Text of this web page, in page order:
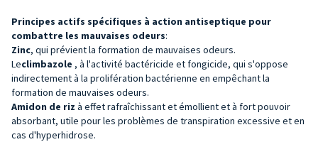
Principes actifs spécifiques à action antiseptique pour
combattre les mauvaises odeurs:
Zinc, qui prévient la formation de mauvaises odeurs.
Leclimbazole , à l'activité bactéricide et fongicide, qui s'oppose
indirectement à la prolifération bactérienne en empêchant la
formation de mauvaises odeurs.
Amidon de riz à effet rafraîchissant et émollient et à fort pouvoir
absorbant, utile pour les problèmes de transpiration excessive et en
cas d'hyperhidrose.